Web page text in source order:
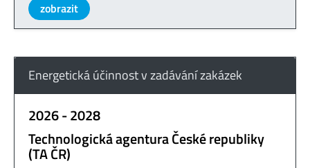
zobrazit
Energetická účinnost v zadávání zakázek
2026 - 2028
Technologická agentura České republiky
(TA ČR)